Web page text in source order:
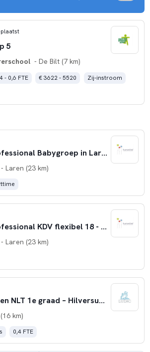
5
- De Bilt (7 km)
- 0,6 FTE € 3622 - 5520
Zij-instroom
Pedagogisch Professional Babygroep in Laren
- Laren (23 km)
Pedagogisch Professional KDV flexibel 18 - 27 uur 't Gooi
- Laren (23 km)
Docent Biologie en NLT 1e graad – Hilversum (schooljaar 2026-2027)
km)
0,4 FTE